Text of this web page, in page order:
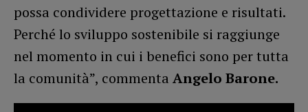
possa condividere progettazione e risultati.
Perché lo sviluppo sostenibile si raggiunge
nel momento in cui i benefici sono per tutta
la comunità”, commenta Angelo Barone.